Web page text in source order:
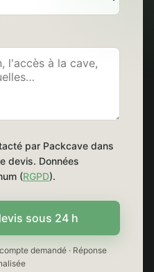
par Packcave dans
devis. Données
(RGPD).
sous 24 h
demandé · Réponse